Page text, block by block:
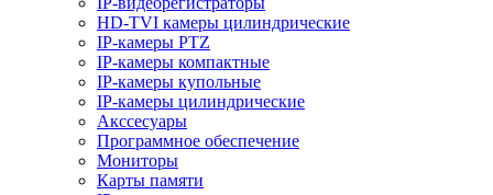
HD-TVI камеры цилиндрические
IP-камеры PTZ
IP-камеры компактные
IP-камеры купольные
IP-камеры цилиндрические
Акссесуары
Программное обеспечение
Мониторы
Карты памяти